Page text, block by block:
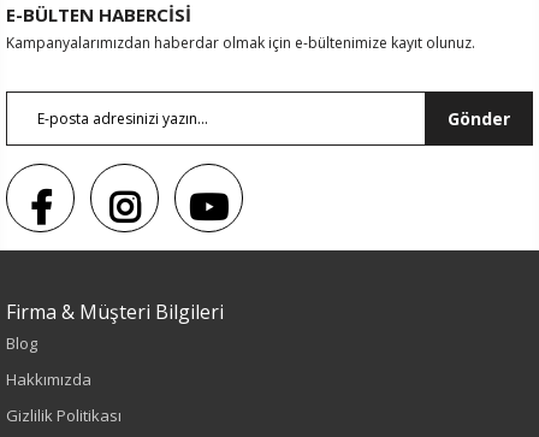
Sezon : YAZLIK
E-BÜLTEN HABERCİSİ
Kampanyalarımızdan haberdar olmak için e-bültenimize kayıt olunuz.
Gönder
Firma & Müşteri Bilgileri
Blog
Hakkımızda
Gizlilik Politikası